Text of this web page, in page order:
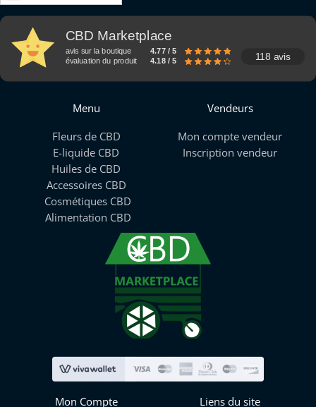
CBD Marketplace
avis sur la boutique
4.77 / 5
évaluation du produit
4.18 / 5 118 avis
Menu
Fleurs de CBD
E-liquide CBD
Huiles de CBD
Accessoires CBD
Cosmétiques CBD
Alimentation CBD
Vendeurs
Mon compte vendeur
Inscription vendeur
Mon Compte Liens du site